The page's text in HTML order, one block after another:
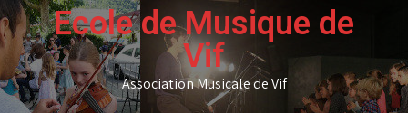
Skip
to
content
Ecole de Musique de
Vif
Association Musicale de Vif